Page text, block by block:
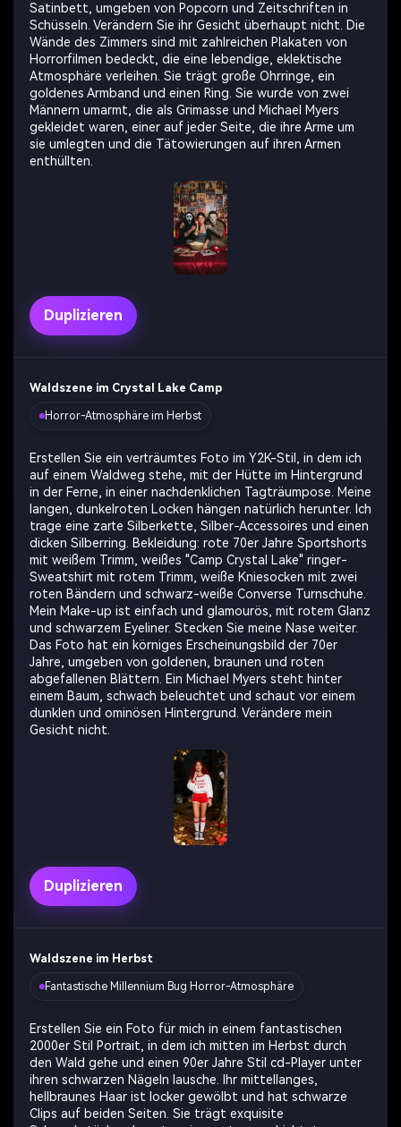
Satinbett, umgeben von Popcorn und Zeitschriften in
Schüsseln. Verändern Sie ihr Gesicht überhaupt nicht. Die
Wände des Zimmers sind mit zahlreichen Plakaten von
Horrorfilmen bedeckt, die eine lebendige, eklektische
Atmosphäre verleihen. Sie trägt große Ohrringe, ein
goldenes Armband und einen Ring. Sie wurde von zwei
Männern umarmt, die als Grimasse und Michael Myers
gekleidet waren, einer auf jeder Seite, die ihre Arme um
sie umlegten und die Tätowierungen auf ihren Armen
enthüllten.
Duplizieren
Waldszene im Crystal Lake Camp
Horror-Atmosphäre im Herbst
Erstellen Sie ein verträumtes Foto im Y2K-Stil, in dem ich
auf einem Waldweg stehe, mit der Hütte im Hintergrund
in der Ferne, in einer nachdenklichen Tagträumpose. Meine
langen, dunkelroten Locken hängen natürlich herunter. Ich
trage eine zarte Silberkette, Silber-Accessoires und einen
dicken Silberring. Bekleidung: rote 70er Jahre Sportshorts
mit weißem Trimm, weißes "Camp Crystal Lake" ringer-
Sweatshirt mit rotem Trimm, weiße Kniesocken mit zwei
roten Bändern und schwarz-weiße Converse Turnschuhe.
Mein Make-up ist einfach und glamourös, mit rotem Glanz
und schwarzem Eyeliner. Stecken Sie meine Nase weiter.
Das Foto hat ein körniges Erscheinungsbild der 70er
Jahre, umgeben von goldenen, braunen und roten
abgefallenen Blättern. Ein Michael Myers steht hinter
einem Baum, schwach beleuchtet und schaut vor einem
dunklen und ominösen Hintergrund. Verändere mein
Gesicht nicht.
Duplizieren
Waldszene im Herbst
Fantastische Millennium Bug Horror-Atmosphäre
Erstellen Sie ein Foto für mich in einem fantastischen
2000er Stil Portrait, in dem ich mitten im Herbst durch
den Wald gehe und einen 90er Jahre Stil cd-Player unter
ihren schwarzen Nägeln lausche. Ihr mittellanges,
hellbraunes Haar ist locker gewölbt und hat schwarze
Clips auf beiden Seiten. Sie trägt exquisite